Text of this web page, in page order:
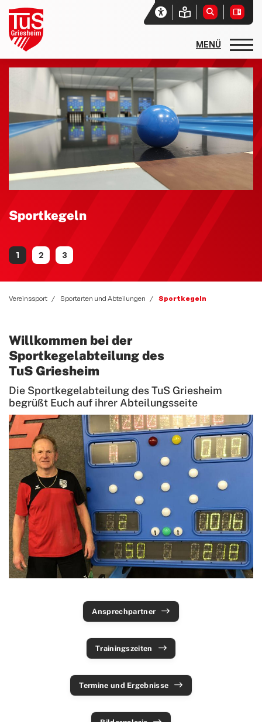
Sportkegeln
Vereinssport Sportarten und Abteilungen Sportkegeln
Willkommen bei der
Sportkegelabteilung des
TuS Griesheim
Die Sportkegelabteilung des TuS Griesheim
begrüßt Euch auf ihrer Abteilungsseite
Ansprechpartner
Trainingszeiten
Termine und Ergebnisse
Startseite
Aktuelles
Vereinssport
Sport- und Freizeitangebote
Rehasport
Deutsches Sportabzeichen
eSport Gruppe
Faustball
Fußball
Handball
Leichtathletik
Radsport
Seniorensport
Ski & Wandern
Schwimmen
Sportkegeln
Trainingszeiten
Termine und Ergebnisse